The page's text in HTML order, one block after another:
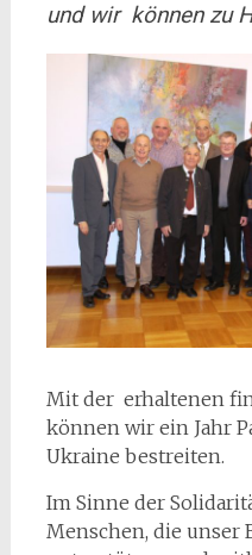
und wir können zu
Mit der erhaltenen
können wir ein Jahr
Ukraine bestreiten.
Im Sinne der
Menschen, die unser